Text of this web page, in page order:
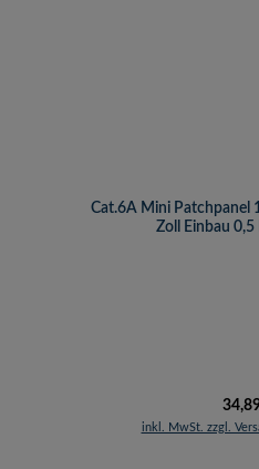
Cat.6A Mini Patchpanel
Zoll Einbau 0,5
inkl. MwSt. zzgl.